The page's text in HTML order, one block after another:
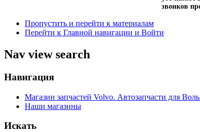
звонков
Пропустить и перейти к материалам
Перейти к Главной навигации и Войти
Nav view search
Навигация
Магазин запчастей Volvo. Автозапчасти для
Наши магазины
Искать